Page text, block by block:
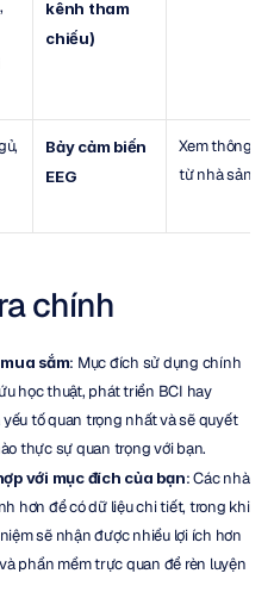
kênh tham
chiếu)
Bảy cảm biến
EEG
Xem thông tin
từ nhà sản
chính
sắm: Mục đích sử dụng chính
học thuật, phát triển BCI hay
tố quan trọng nhất và sẽ quyết
thực sự quan trọng với bạn.
với mục đích của bạn: Các nhà
hơn để có dữ liệu chi tiết, trong khi
sẽ nhận được nhiều lợi ích hơn
phần mềm trực quan để rèn luyện